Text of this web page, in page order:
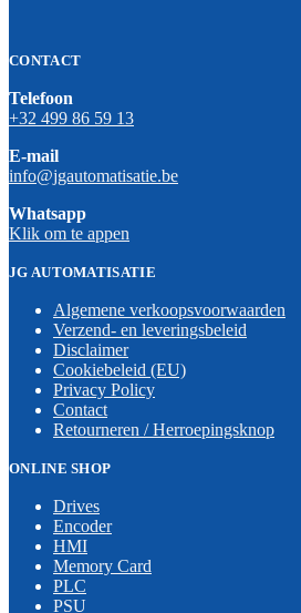
CONTACT
Telefoon
+32 499 86 59 13
E-mail
info@jgautomatisatie.be
Whatsapp
Klik om te appen
JG AUTOMATISATIE
Algemene verkoopsvoorwaarden
Verzend- en leveringsbeleid
Disclaimer
Cookiebeleid (EU)
Privacy Policy
Contact
Retourneren / Herroepingsknop
ONLINE SHOP
Drives
Encoder
HMI
Memory Card
PLC
PSU